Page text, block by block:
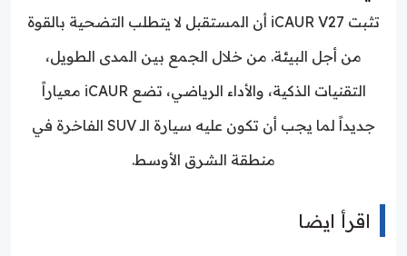
تثبت iCAUR V27 أن المستقبل لا يتطلب التضحية بالقوة
من أجل البيئة. من خلال الجمع بين المدى الطويل،
التقنيات الذكية، والأداء الرياضي، تضع iCAUR معياراً
جديداً لما يجب أن تكون عليه سيارة الـ SUV الفاخرة في
منطقة الشرق الأوسط.
اقرأ ايضا